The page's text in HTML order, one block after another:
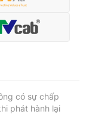
có sự chấp
phát hành lại